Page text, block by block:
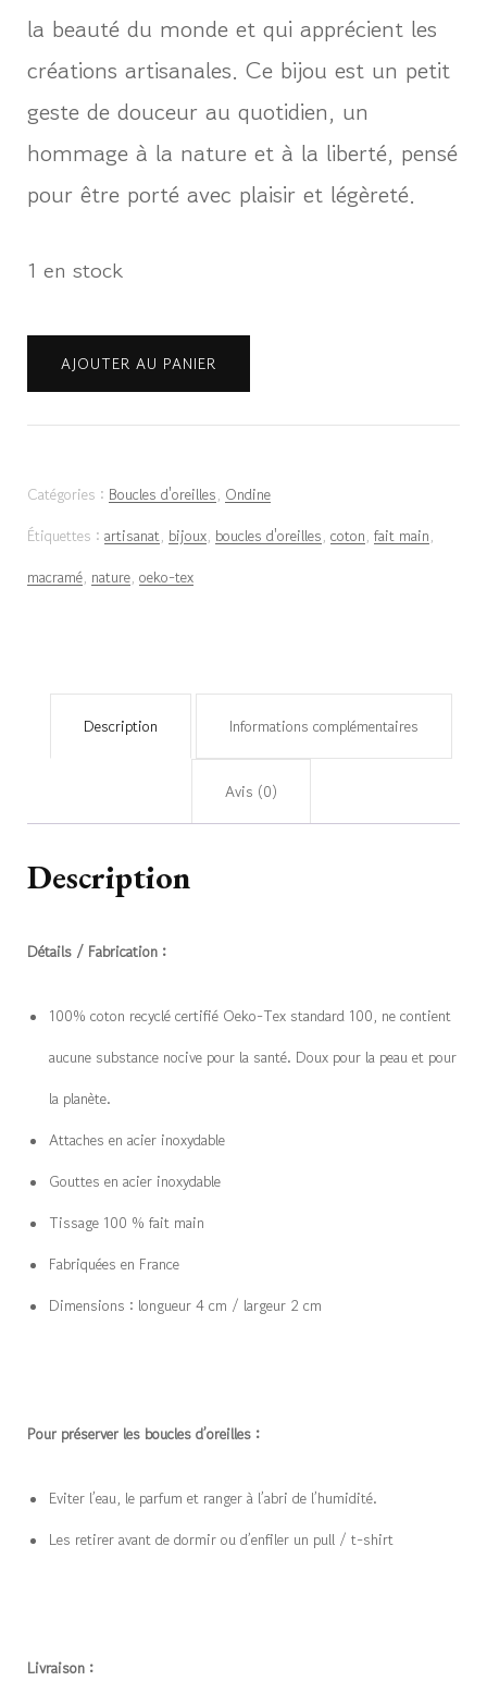
la beauté du monde et qui apprécient les
créations artisanales. Ce bijou est un petit
geste de douceur au quotidien, un
hommage à la nature et à la liberté, pensé
pour être porté avec plaisir et légèreté.
1 en stock
quantité
de
Boucles
«
Ondine
»
AJOUTER AU PANIER
Catégories : Boucles d'oreilles, Ondine
Étiquettes : artisanat, bijoux, boucles d'oreilles, coton, fait main,
macramé, nature, oeko-tex
Description Informations complémentaires
Avis (0)
Description
Détails / Fabrication :
100% coton recyclé certifié Oeko-Tex standard 100, ne contient
aucune substance nocive pour la santé. Doux pour la peau et pour
la planète.
Attaches en acier inoxydable
Gouttes en acier inoxydable
Tissage 100 % fait main
Fabriquées en France
Dimensions : longueur 4 cm / largeur 2 cm
Pour préserver les boucles d’oreilles :
Eviter l’eau, le parfum et ranger à l’abri de l’humidité.
Les retirer avant de dormir ou d’enfiler un pull / t-shirt
Livraison :